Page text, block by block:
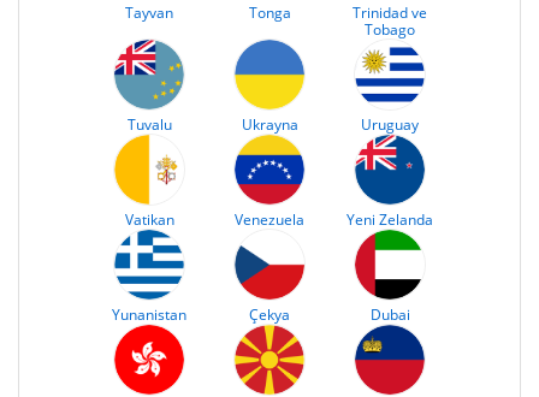
Tayvan Tonga
Trinidad ve
Tobago
Tuvalu Ukrayna Uruguay
Vatikan Venezuela Yeni Zelanda
Yunanistan Çekya Dubai